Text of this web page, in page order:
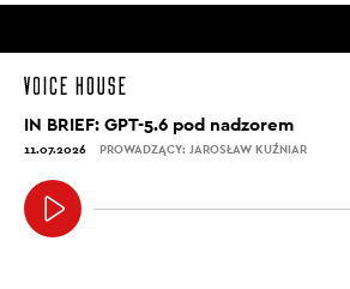
IN BRIEF: GPT-5.6 pod nadzorem
11.07.2026 PROWADZĄCY: JAROSŁAW KUŹNIAR